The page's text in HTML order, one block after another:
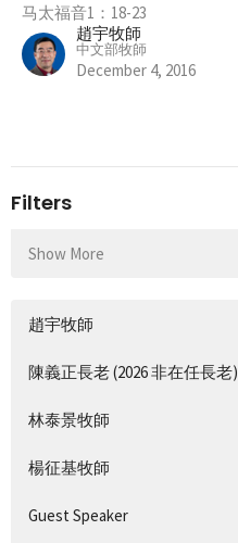
马太福音1：18-23
趙宇牧師
中文部牧師
December 4, 2016
Filters
Show More
趙宇牧師
陳義正長老 (2026 非在任長老)
林泰景牧師
楊征基牧師
Guest Speaker